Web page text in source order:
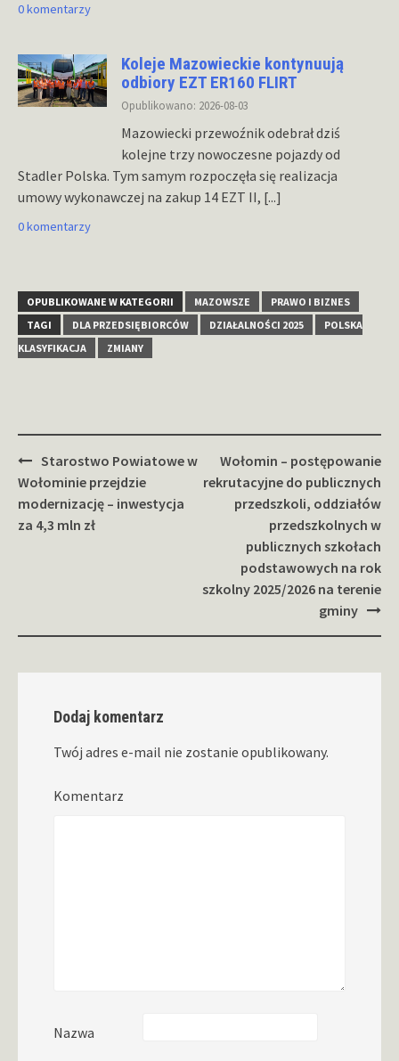
0 komentarzy
Koleje Mazowieckie kontynuują
odbiory EZT ER160 FLIRT
Opublikowano: 2026-08-03
Mazowiecki przewoźnik odebrał dziś
kolejne trzy nowoczesne pojazdy od
Stadler Polska. Tym samym rozpoczęła się realizacja
umowy wykonawczej na zakup 14 EZT II, [...]
0 komentarzy
OPUBLIKOWANE W KATEGORII MAZOWSZE
PRAWO I BIZNES
TAGI
DLA PRZEDSIĘBIORCÓW DZIAŁALNOŚCI 2025
POLSKA
KLASYFIKACJA
ZMIANY
Zobacz
wpisy
Starostwo Powiatowe w
Wołominie przejdzie
modernizację – inwestycja
za 4,3 mln zł
Wołomin – postępowanie
rekrutacyjne do publicznych
przedszkoli, oddziałów
przedszkolnych w
publicznych szkołach
podstawowych na rok
szkolny 2025/2026 na terenie
gminy
Dodaj komentarz
Twój adres e-mail nie zostanie opublikowany.
Komentarz
Nazwa